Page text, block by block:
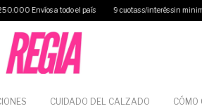
país 9 cuotas s/interés sin minimo de compra 40% off
CUIDADO DEL CALZADO CÓMO